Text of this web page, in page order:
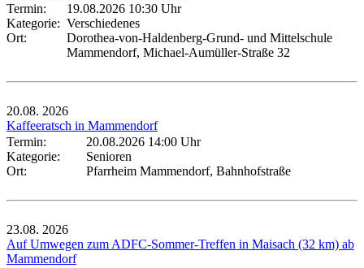
Termin:
19.08.2026 10:30 Uhr
Kategorie: Verschiedenes
Ort:
Dorothea-von-Haldenberg-Grund- und Mittelschule
Mammendorf, Michael-Aumüller-Straße 32
20.08. 2026
Kaffeeratsch in Mammendorf
Termin:
20.08.2026 14:00 Uhr
Kategorie:
Senioren
Ort:
Pfarrheim Mammendorf, Bahnhofstraße
23.08. 2026
Auf Umwegen zum ADFC-Sommer-Treffen in Maisach (32 km) ab
Mammendorf